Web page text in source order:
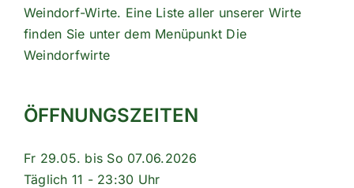
Weindorf-Wirte. Eine Liste aller unserer Wirte
finden Sie unter dem Menüpunkt Die
Weindorfwirte
ÖFFNUNGSZEITEN
Fr 29.05. bis So 07.06.2026
Täglich 11 - 23:30 Uhr